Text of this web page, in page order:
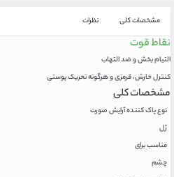
مشخصات کلی نظرات
نقاط قوت
التیام بخش و ضد التهاب
کنترل خارش، قرمزی و هرگونه تحریک پوستی
مشخصات کلی
نوع پاک کننده آرایش صورت
ژل
مناسب برای
چشم